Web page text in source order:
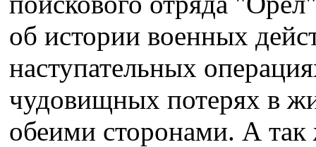
об истории военных
наступательных
чудовищных потерях в
обеими сторонами. А так